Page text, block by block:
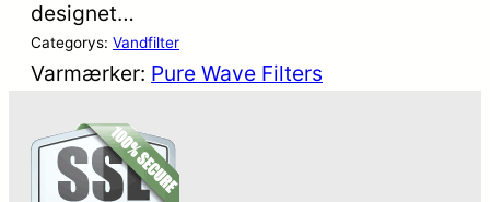
designet…
Categorys: Vandfilter
Varmærker: Pure Wave Filters